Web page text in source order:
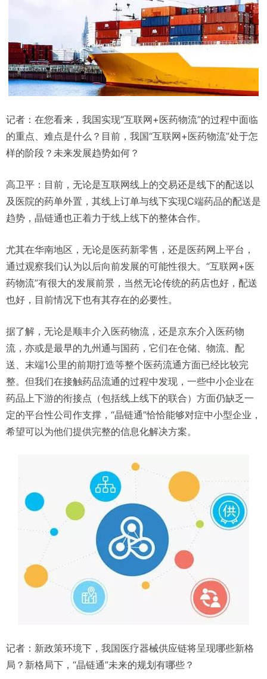
记者：在您看来，我国实现“互联网+医药物流”的过程中面临
的重点、难点是什么？目前，我国“互联网+医药物流”处于怎
样的阶段？未来发展趋势如何？
高卫平：目前，无论是互联网线上的交易还是线下的配送以
及医院的药单外置，其线上订单与线下实现C端药品的配送是
趋势，晶链通也正着力于线上线下的整体合作。
尤其在华南地区，无论是医药新零售，还是医药网上平台，
通过观察我们认为以后向前发展的可能性很大。“互联网+医
药物流”有很大的发展前景，当然无论传统的药店也好，配送
也好，目前情况下也有其存在的必要性。
据了解，无论是顺丰介入医药物流，还是京东介入医药物
流，亦或是最早的九州通与国药，它们在仓储、物流、配
送、末端1公里的前期打造等整个医药流通方面已经比较完
整。但我们在接触药品流通的过程中发现，一些中小企业在
药品上下游的衔接点（包括线上线下的联合）方面仍缺乏一
定的平台性公司作支撑，“晶链通”恰恰能够对症中小型企业，
希望可以为他们提供完整的信息化解决方案。
记者：新政策环境下，我国医疗器械供应链将呈现哪些新格
局？新格局下，“晶链通”未来的规划有哪些？